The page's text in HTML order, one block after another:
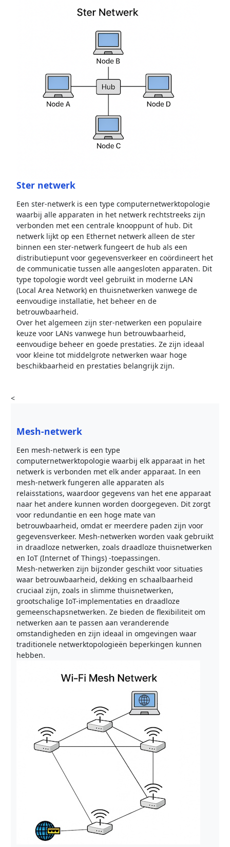
Ster netwerk
Een ster-netwerk is een type computernetwerktopologie
waarbij alle apparaten in het netwerk rechtstreeks zijn
verbonden met een centrale knooppunt of hub. Dit
netwerk lijkt op een Ethernet netwerk alleen de ster
binnen een ster-netwerk fungeert de hub als een
distributiepunt voor gegevensverkeer en coördineert het
de communicatie tussen alle aangesloten apparaten. Dit
type topologie wordt veel gebruikt in moderne LAN
(Local Area Network) en thuisnetwerken vanwege de
eenvoudige installatie, het beheer en de
betrouwbaarheid.
Over het algemeen zijn ster-netwerken een populaire
keuze voor LANs vanwege hun betrouwbaarheid,
eenvoudige beheer en goede prestaties. Ze zijn ideaal
voor kleine tot middelgrote netwerken waar hoge
beschikbaarheid en prestaties belangrijk zijn.
<
Mesh-netwerk
Een mesh-netwerk is een type
computernetwerktopologie waarbij elk apparaat in het
netwerk is verbonden met elk ander apparaat. In een
mesh-netwerk fungeren alle apparaten als
relaisstations, waardoor gegevens van het ene apparaat
naar het andere kunnen worden doorgegeven. Dit zorgt
voor redundantie en een hoge mate van
betrouwbaarheid, omdat er meerdere paden zijn voor
gegevensverkeer. Mesh-netwerken worden vaak gebruikt
in draadloze netwerken, zoals draadloze thuisnetwerken
en IoT (Internet of Things) -toepassingen.
Mesh-netwerken zijn bijzonder geschikt voor situaties
waar betrouwbaarheid, dekking en schaalbaarheid
cruciaal zijn, zoals in slimme thuisnetwerken,
grootschalige IoT-implementaties en draadloze
gemeenschapsnetwerken. Ze bieden de flexibiliteit om
netwerken aan te passen aan veranderende
omstandigheden en zijn ideaal in omgevingen waar
traditionele netwerktopologieën beperkingen kunnen
hebben.